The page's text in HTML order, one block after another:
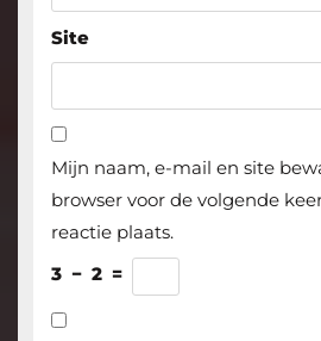
Site
Mijn naam, e-mail en site
browser voor de volgende
reactie plaats.
3 − 2 =